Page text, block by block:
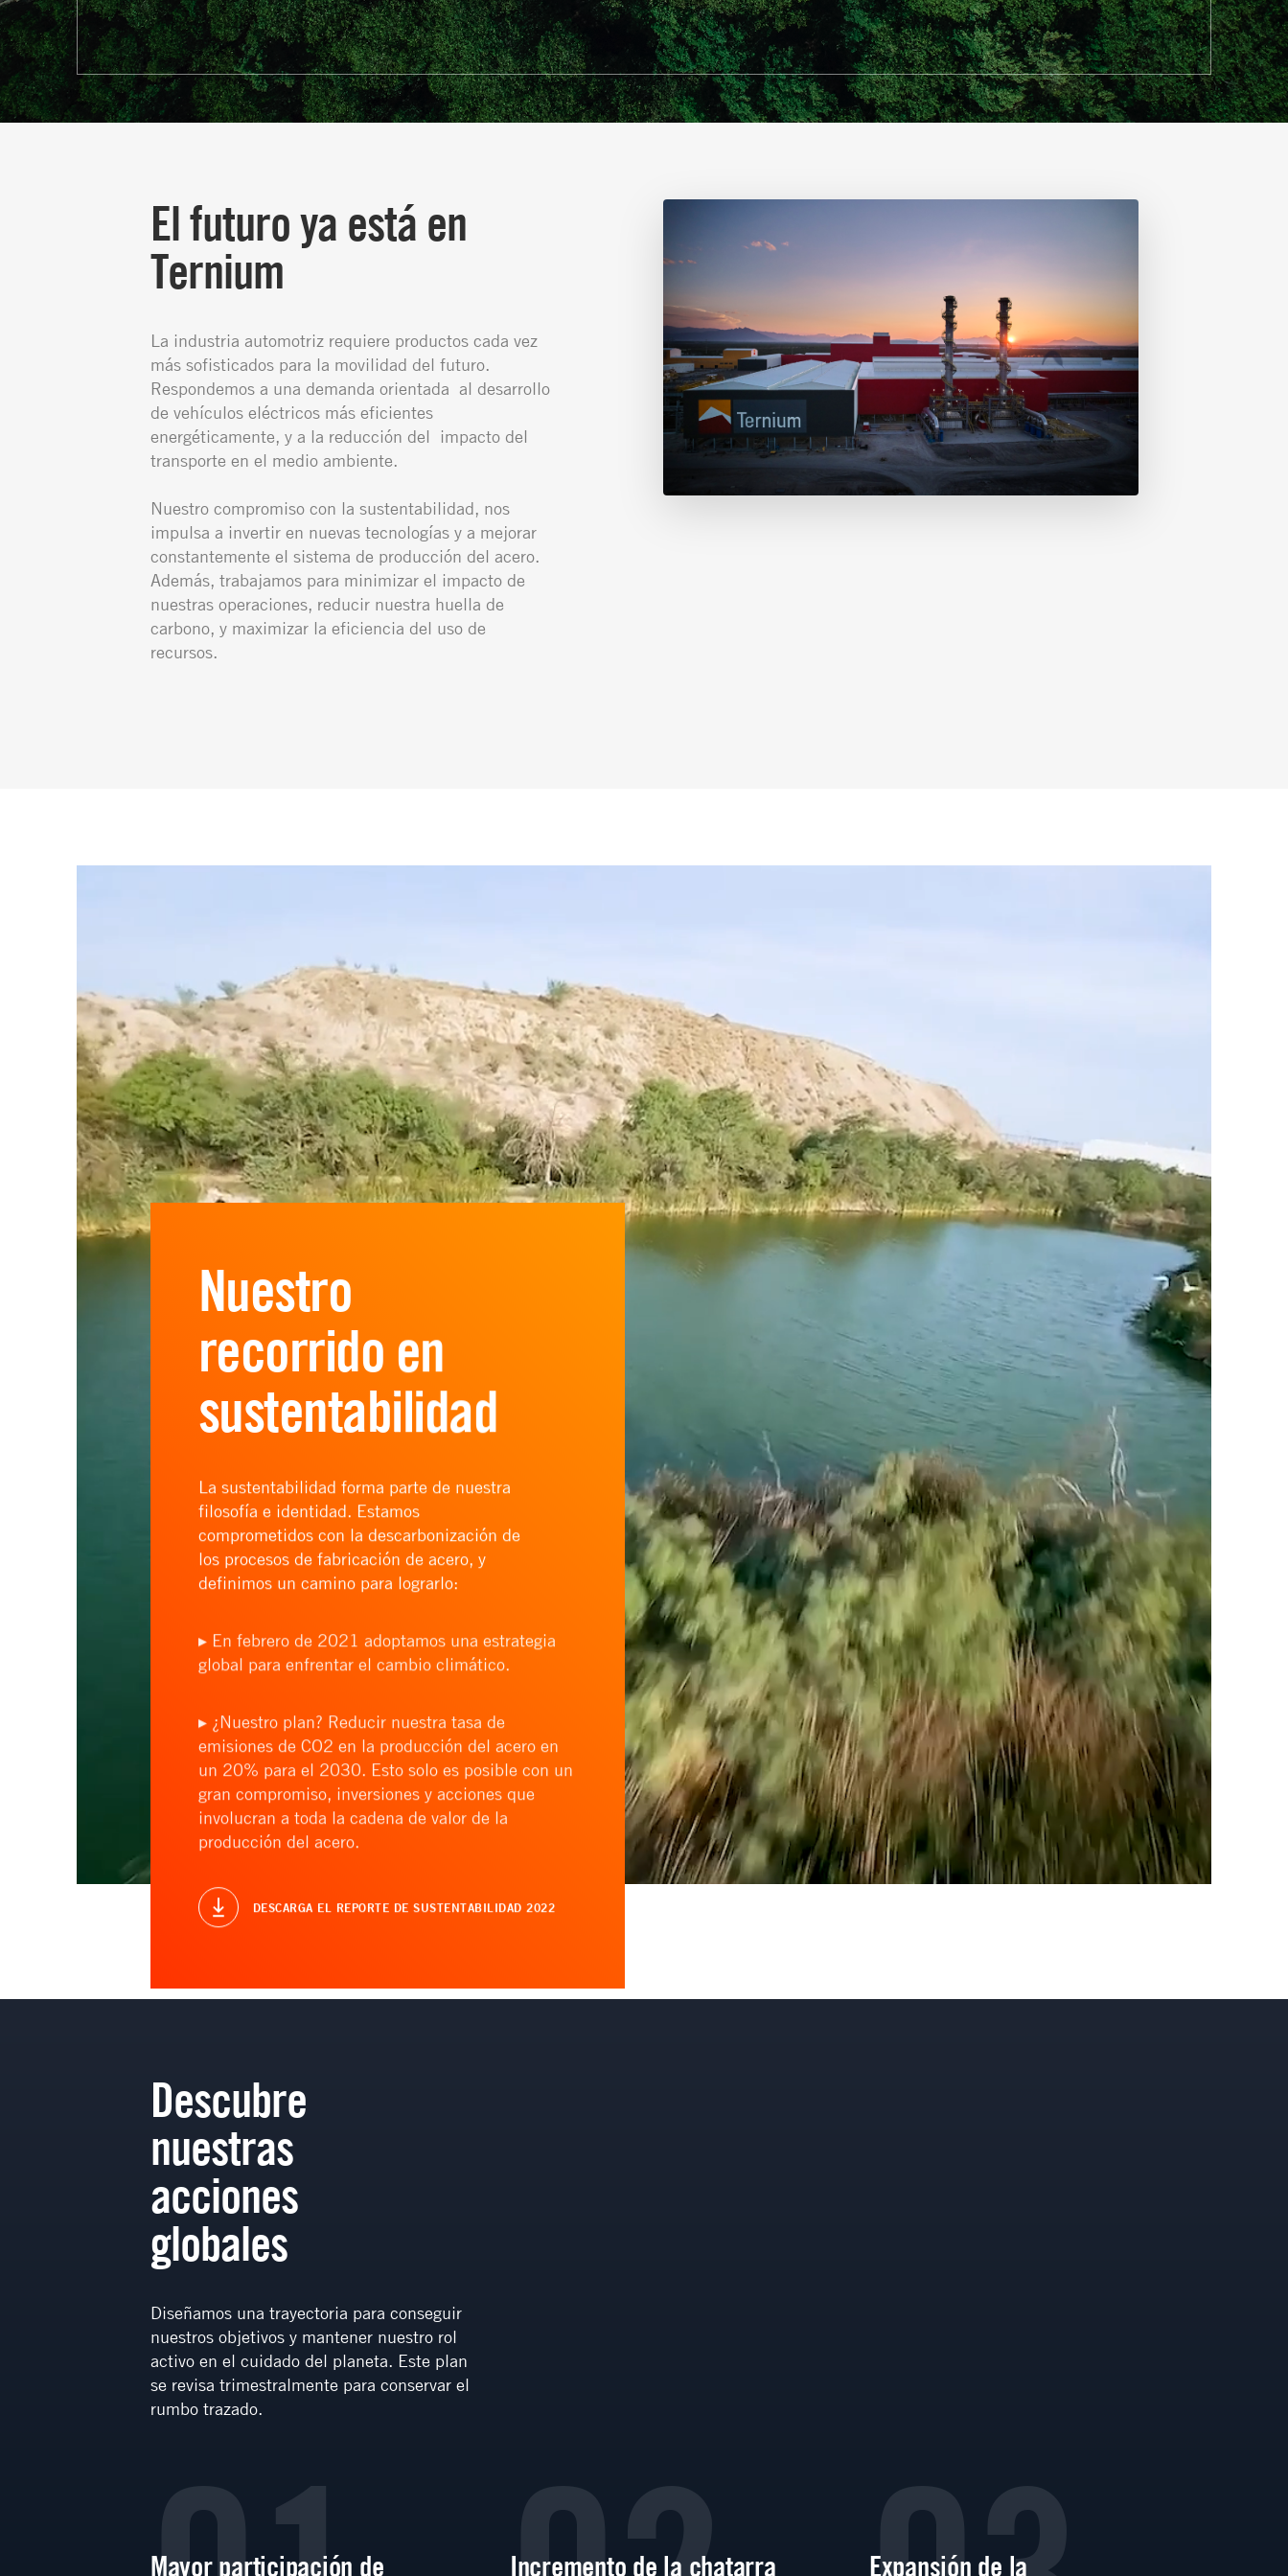
El futuro ya está en
Ternium
La industria automotriz requiere productos cada vez
más sofisticados para la movilidad del futuro.
Respondemos a una demanda orientada al desarrollo
de vehículos eléctricos más eficientes
energéticamente, y a la reducción del impacto del
transporte en el medio ambiente.
Nuestro compromiso con la sustentabilidad, nos
impulsa a invertir en nuevas tecnologías y a mejorar
constantemente el sistema de producción del acero.
Además, trabajamos para minimizar el impacto de
nuestras operaciones, reducir nuestra huella de
carbono, y maximizar la eficiencia del uso de
recursos.
Nuestro
recorrido en
sustentabilidad
La sustentabilidad forma parte de nuestra
filosofía e identidad. Estamos
comprometidos con la descarbonización de
los procesos de fabricación de acero, y
definimos un camino para lograrlo:
▸ En febrero de 2021 adoptamos una estrategia
global para enfrentar el cambio climático.
▸ ¿Nuestro plan? Reducir nuestra tasa de
emisiones de CO2 en la producción del acero en
un 20% para el 2030. Esto solo es posible con un
gran compromiso, inversiones y acciones que
involucran a toda la cadena de valor de la
producción del acero.
DESCARGA EL REPORTE DE SUSTENTABILIDAD 2022
Descubre
nuestras
acciones
globales
Diseñamos una trayectoria para conseguir
nuestros objetivos y mantener nuestro rol
activo en el cuidado del planeta. Este plan
se revisa trimestralmente para conservar el
rumbo trazado.
Mayor participación de Incremento de la chatarra Expansión de la